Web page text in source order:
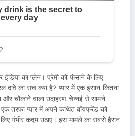
का प्लेन। प्रेमी को फंसाने के लिए
दावे का सच क्या है? प्यार में एक इंसान कितना
और चौंकाने वाला उदाहरण चेन्नई से सामने
तरफा प्यार में अपने कथित बॉयफ्रेंड को
गंभीर कदम उठाए। इस मामले का सबसे हैरान